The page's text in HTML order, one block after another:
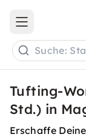
Open main
Suche:
Tufting-
Std.) in
Erschaffe